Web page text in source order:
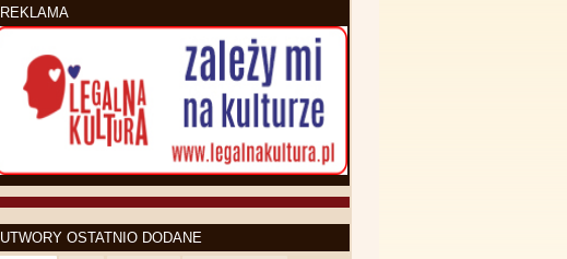
REKLAMA
UTWORY OSTATNIO DODANE